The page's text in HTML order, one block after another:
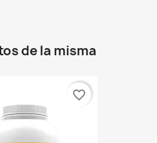
de la misma
favorite_border